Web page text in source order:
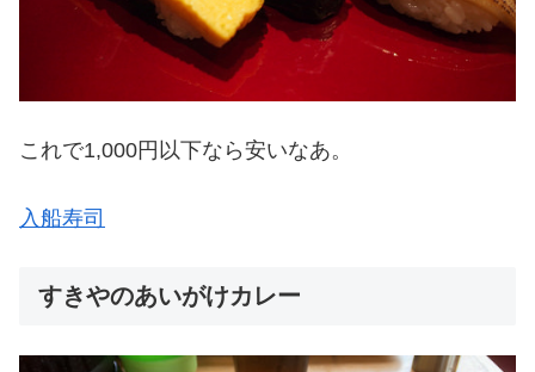
これで1,000円以下なら安いなあ。
入船寿司
すきやのあいがけカレー